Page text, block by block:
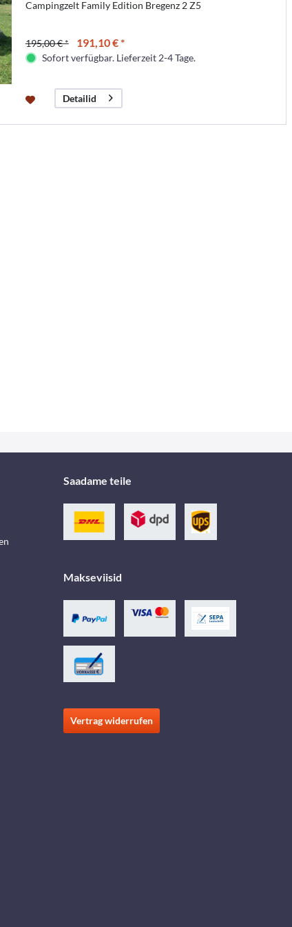
Campingzelt Family Edition Bregenz 2 Z5
195,00 € * 191,10 € *
Sofort verfügbar. Lieferzeit 2-4 Tage.
Detailid
Saadame teile
Makseviisid
Vertrag widerrufen